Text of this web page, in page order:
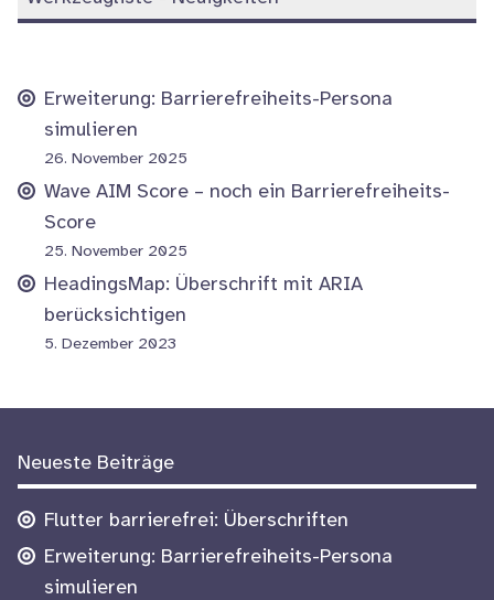
Erweiterung: Barrierefreiheits-Persona
simulieren
26. November 2025
Wave AIM Score – noch ein Barrierefreiheits-
Score
25. November 2025
HeadingsMap: Überschrift mit ARIA
berücksichtigen
5. Dezember 2023
Weitere
Informationen
Footer
Neueste Beiträge
Flutter barrierefrei: Überschriften
Erweiterung: Barrierefreiheits-Persona
simulieren